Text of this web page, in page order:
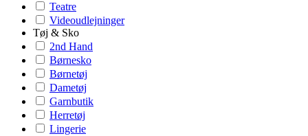
Teatre
Videoudlejninger
Tøj & Sko
2nd Hand
Børnesko
Børnetøj
Dametøj
Garnbutik
Herretøj
Lingerie